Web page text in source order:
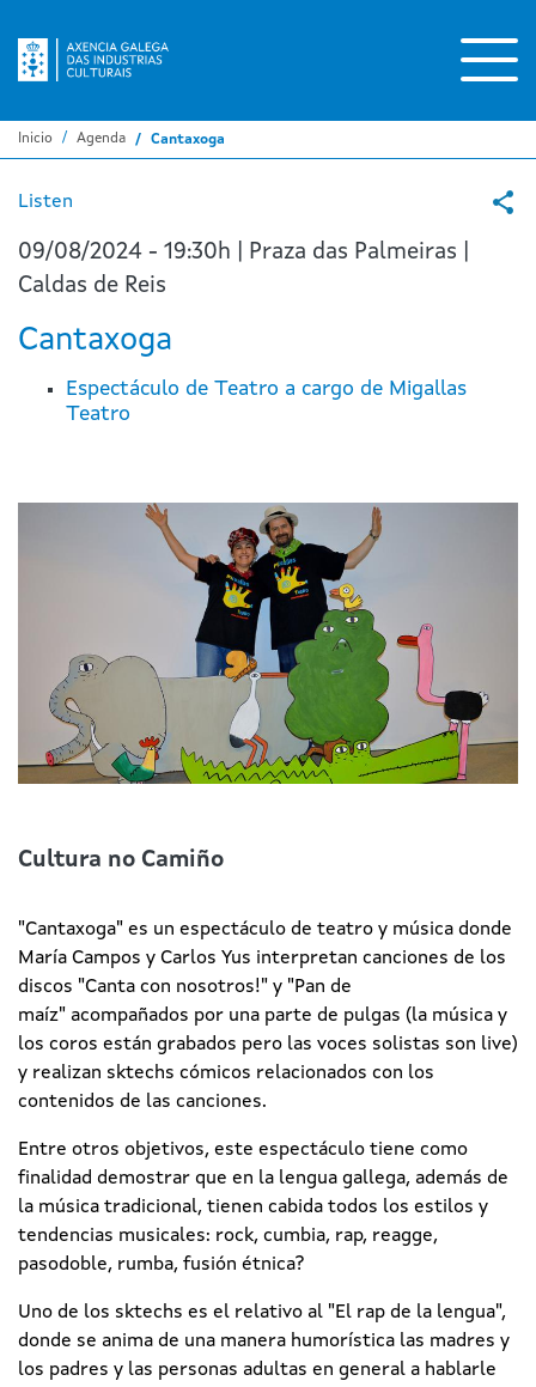
Inicio Agenda Cantaxoga
Listen
09/08/2024 - 19:30h | Praza das Palmeiras |
Caldas de Reis
Cantaxoga
Espectáculo de Teatro a cargo de Migallas
Teatro
Cultura no Camiño
"Cantaxoga" es un espectáculo de teatro y música donde
María Campos y Carlos Yus interpretan canciones de los
discos "Canta con nosotros!" y "Pan de
maíz" acompañados por una parte de pulgas (la música y
los coros están grabados pero las voces solistas son live)
y realizan sktechs cómicos relacionados con los
contenidos de las canciones.
Entre otros objetivos, este espectáculo tiene como
finalidad demostrar que en la lengua gallega, además de
la música tradicional, tienen cabida todos los estilos y
tendencias musicales: rock, cumbia, rap, reagge,
pasodoble, rumba, fusión étnica?
Uno de los sktechs es el relativo al "El rap de la lengua",
donde se anima de una manera humorística las madres y
los padres y las personas adultas en general a hablarle